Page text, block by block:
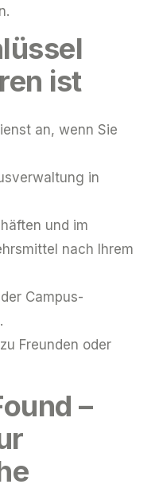
ist
an, wenn Sie
in
und im
nach Ihrem
Campus-
Freunden oder
–